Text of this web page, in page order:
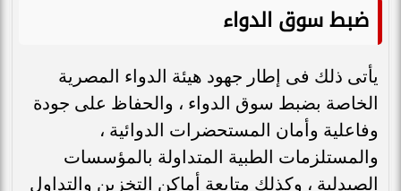
ضبط سوق الدواء
يأتى ذلك فى إطار جهود هيئة الدواء المصرية
الخاصة بضبط سوق الدواء ، والحفاظ على جودة
وفاعلية وأمان المستحضرات الدوائية ،
والمستلزمات الطبية المتداولة بالمؤسسات
الصيدلية ، وكذلك متابعة أماكن التخزين والتداول